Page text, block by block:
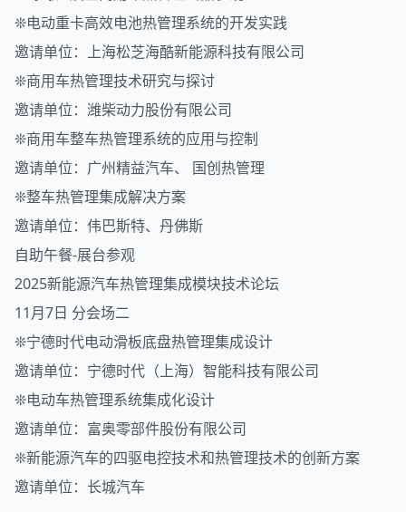
❊电动重卡高效电池热管理系统的开发实践
邀请单位：上海松芝海酷新能源科技有限公司
❊商用车热管理技术研究与探讨
邀请单位：潍柴动力股份有限公司
❊商用车整车热管理系统的应用与控制
邀请单位：广州精益汽车、 国创热管理
❊整车热管理集成解决方案
邀请单位：伟巴斯特、丹佛斯
自助午餐-展台参观
2025新能源汽车热管理集成模块技术论坛
11月7日 分会场二
❊宁德时代电动滑板底盘热管理集成设计
邀请单位：宁德时代（上海）智能科技有限公司
❊电动车热管理系统集成化设计
邀请单位：富奥零部件股份有限公司
❊新能源汽车的四驱电控技术和热管理技术的创新方案
邀请单位：长城汽车